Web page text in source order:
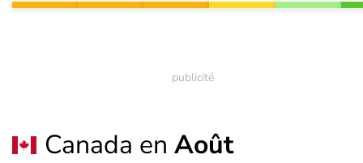
Canada en Août